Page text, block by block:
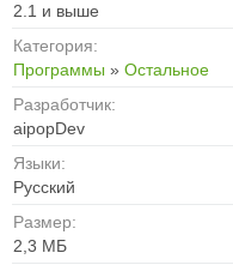
2.1 и выше
Категория:
Программы » Остальное
Разработчик:
aipopDev
Языки:
Русский
Размер:
2,3 МБ